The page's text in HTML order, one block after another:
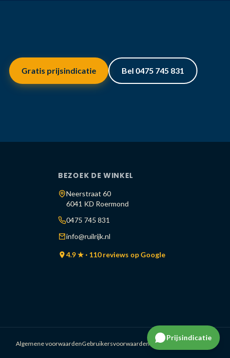
Gratis prijsindicatie Bel 0475 745 831
BEZOEK DE WINKEL
Neerstraat 60
6041 KD Roermond
0475 745 831
info@ruilrijk.nl
4.9 ★ · 110 reviews op Google
Algemene voorwaardenGebruikersvoorwaardenCookiestatement
Prijsindicatie